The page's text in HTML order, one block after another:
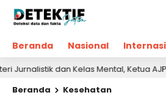
Beranda Nasional
dan Kelas Mental, Ketua AJP Bakar
Beranda
Kesehatan